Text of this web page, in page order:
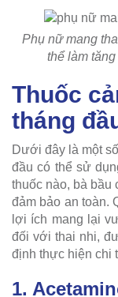
Phụ nữ mang
thể làm
Thuốc
tháng
Dưới đây là một
đầu có thể sử
thuốc nào, bà bầu
đảm bảo an toàn.
lợi ích mang lại
đối với thai nhi,
định thực hiện chi
1.